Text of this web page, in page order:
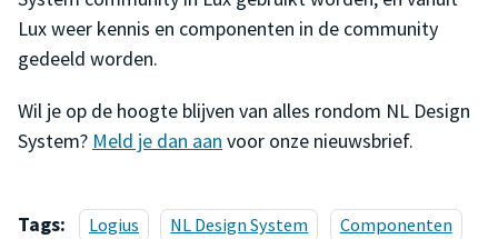
Lux weer kennis en componenten in de community
gedeeld worden.
Wil je op de hoogte blijven van alles rondom NL Design
System? Meld je dan aan voor onze nieuwsbrief.
Tags: Logius NL Design System
Componenten